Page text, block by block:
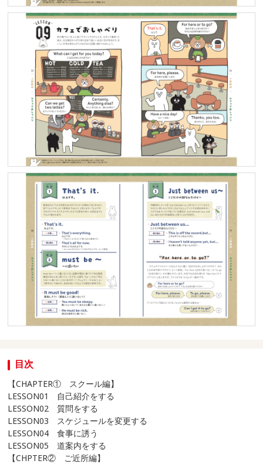
目次
【CHAPTER① スクール編】
LESSON01 自己紹介をする
LESSON02 質問をする
LESSON03 スケジュールを変更する
LESSON04 食事に誘う
LESSON05 道案内をする
【CHPTER② ご近所編】